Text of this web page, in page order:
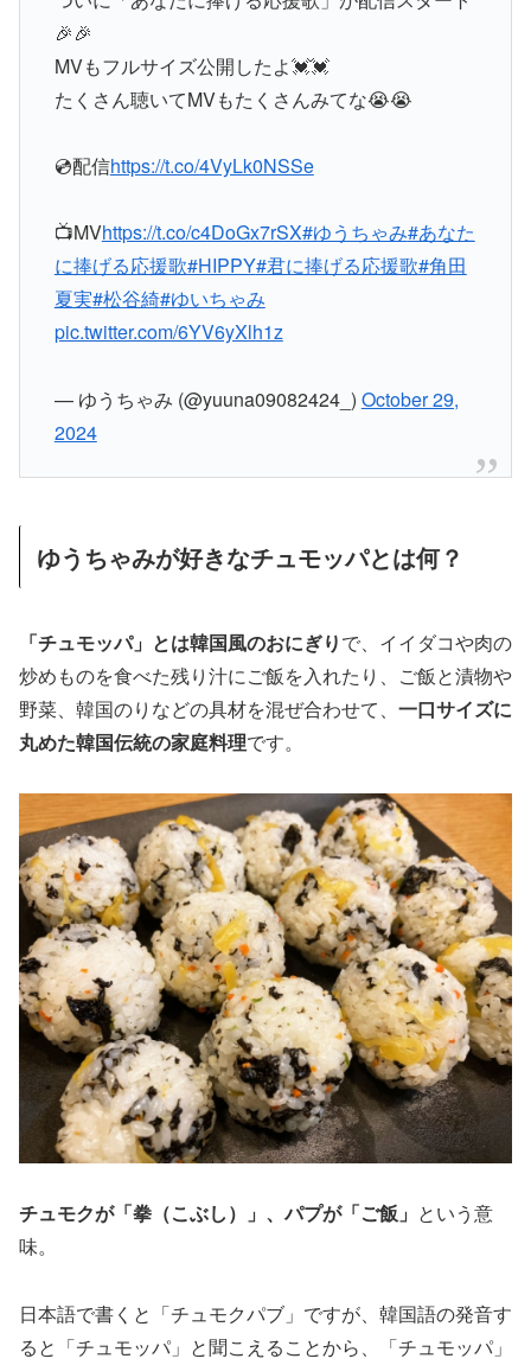
🎉🎉
MVもフルサイズ公開したよ💓💓
たくさん聴いてMVもたくさんみてな😭😭
💿配信https://t.co/4VyLk0NSSe
📺MVhttps://t.co/c4DoGx7rSX#ゆうちゃみ#あなた
に捧げる応援歌#HIPPY#君に捧げる応援歌#角田
夏実#松谷綺#ゆいちゃみ
pic.twitter.com/6YV6yXlh1z
— ゆうちゃみ (@yuuna09082424_) October 29,
2024
ゆうちゃみが好きなチュモッパとは何？
「チュモッパ」とは韓国風のおにぎりで、イイダコや肉の
炒めものを食べた残り汁にご飯を入れたり、ご飯と漬物や
野菜、韓国のりなどの具材を混ぜ合わせて、 一口サイズに
丸めた韓国伝統の家庭料理です。
チュモクが「拳（こぶし）」、パプが「ご飯」 という意
味。
日本語で書くと「チュモクパブ」ですが、韓国語の発音す
ると「チュモッパ」と聞こえることから、「チュモッパ」